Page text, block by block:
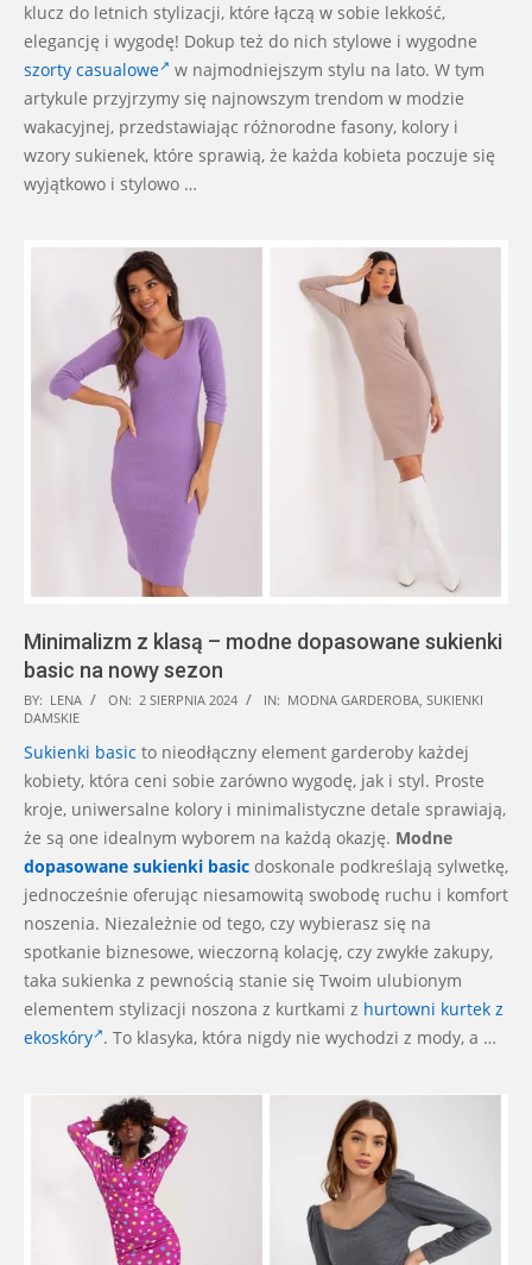
klucz do letnich stylizacji, które łączą w sobie lekkość,
elegancję i wygodę! Dokup też do nich stylowe i wygodne
szorty casualowe
w najmodniejszym stylu na lato. W tym
artykule przyjrzymy się najnowszym trendom w modzie
wakacyjnej, przedstawiając różnorodne fasony, kolory i
wzory sukienek, które sprawią, że każda kobieta poczuje się
wyjątkowo i stylowo …
Minimalizm z klasą – modne dopasowane sukienki
basic na nowy sezon
2024-
08-
02
BY: LENA ON: 2 SIERPNIA 2024 IN: MODNA GARDEROBA, SUKIENKI
DAMSKIE
Sukienki basic to nieodłączny element garderoby każdej
kobiety, która ceni sobie zarówno wygodę, jak i styl. Proste
kroje, uniwersalne kolory i minimalistyczne detale sprawiają,
że są one idealnym wyborem na każdą okazję. Modne
dopasowane sukienki basic doskonale podkreślają sylwetkę,
jednocześnie oferując niesamowitą swobodę ruchu i komfort
noszenia. Niezależnie od tego, czy wybierasz się na
spotkanie biznesowe, wieczorną kolację, czy zwykłe zakupy,
taka sukienka z pewnością stanie się Twoim ulubionym
elementem stylizacji noszona z kurtkami z hurtowni kurtek z
ekoskóry . To klasyka, która nigdy nie wychodzi z mody, a …